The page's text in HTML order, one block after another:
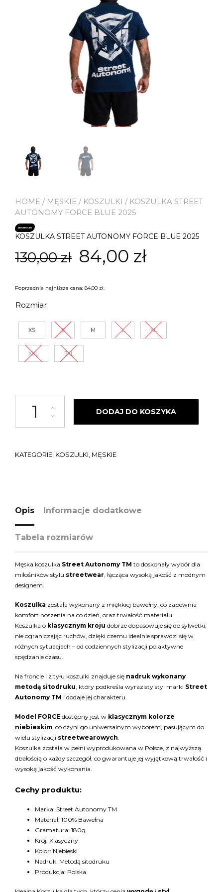
HOME / MĘSKIE / KOSZULKI / KOSZULKA STREET
AUTONOMY FORCE BLUE 2025
PROMOCJA!
KOSZULKA STREET AUTONOMY FORCE BLUE 2025
130,00zł Pierwotna
cena
130,00 zł.
84,00 zł
84,00 zł.
Poprzednia najniższa cena: 84,00 zł.
Rozmiar
XS S M L XL
XXL 3XL
ilość KOSZULKA STREET AUTONOMY FORCE BLUE 2025
DODAJ DO KOSZYKA
KATEGORIE: KOSZULKI MĘSKIE
Opis Informacje dodatkowe
Tabela rozmiarów
Męska koszulka Street Autonomy TM to doskonały wybór dla
miłośników stylu streetwear , łącząca wysoką jakość z modnym
designem.
Koszulka została wykonany z miękkiej bawełny, co zapewnia
komfort noszenia na co dzień, oraz trwałość materiału.
Koszulka o klasycznym kroju dobrze dopasowuje się do sylwetki,
nie ograniczając ruchów, dzięki czemu idealnie sprawdzi się w
różnych sytuacjach – od codziennych stylizacji po aktywne
spędzanie czasu.
Na froncie i z tyłu koszulki znajduje się nadruk wykonany
metodą sitodruku , który podkreśla wyrazisty styl marki Street
Autonomy TM i dodaje jej charakteru.
Model FORCE dostępny jest w klasycznym kolorze
niebieskim , co czyni go uniwersalnym wyborem, pasującym do
wielu stylizacji streetwearowych
Koszulka została w pełni wyprodukowana w Polsce, z najwyższą
dbałością o każdy szczegół, co gwarantuje jej wyjątkową trwałość i
wysoką jakość wykonania.
Cechy produktu:
Marka: Street Autonomy TM
Materiał: 100% Bawełna
Gramatura: 180g
Krój: Klasyczny
Kolor: Niebieski
Nadruk: Metodą sitodruku
Produkcja: Polska